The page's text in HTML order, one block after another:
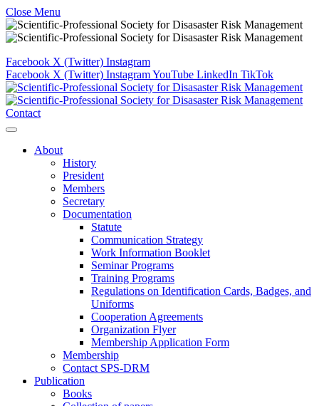
Close Menu
Facebook X (Twitter) Instagram
Facebook X (Twitter) InstagramYouTube LinkedIn TikTok
Contact
About
History
President
Members
Secretary
Documentation
Statute
Communication Strategy
Work Information Booklet
Seminar Programs
Training Programs
Regulations on Identification Cards, Badges, and
Uniforms
Cooperation Agreements
Organization Flyer
Membership Application Form
Membership
Contact SPS-DRM
Publication
Books